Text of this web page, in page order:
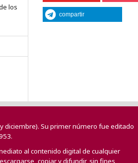
los
compartir
diciembre). Su primer número fue editado
al contenido digital de cualquier
copiar y difundir, sin fines